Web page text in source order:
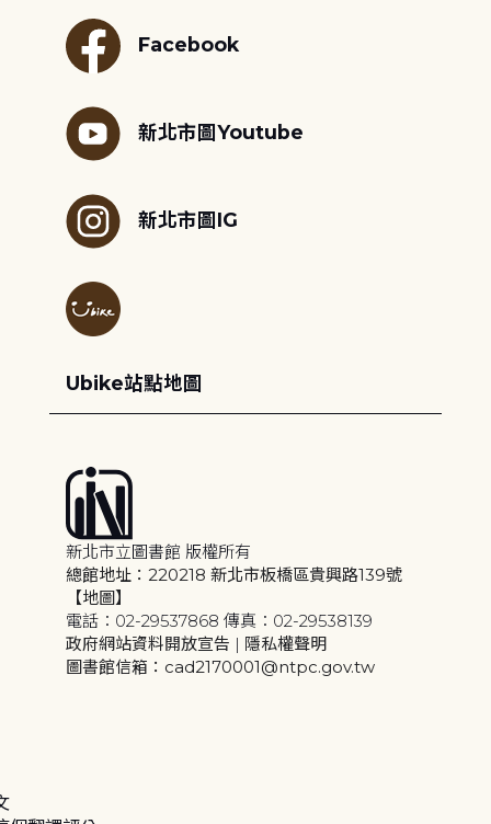
Facebook
新北市圖Youtube
新北市圖IG
Ubike站點地圖
新北市立圖書館 版權所有
總館地址：220218 新北市板橋區貴興路139號
【地圖】
電話：02-29537868 傳真：02-29538139
政府網站資料開放宣告 | 隱私權聲明
圖書館信箱：cad2170001@ntpc.gov.tw